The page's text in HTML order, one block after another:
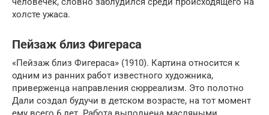
холсте ужаса.
Пейзаж близ Фигераса
«Пейзаж близ Фигераса» (1910). Картина относится к
одним из ранних работ известного художника,
приверженца направления сюрреализм. Это полотно
Дали создал будучи в детском возрасте, на тот момент